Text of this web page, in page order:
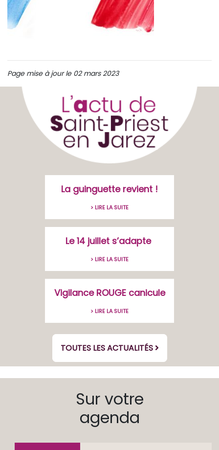
Page mise à jour le 02 mars 2023
La guinguette revient !
> LIRE LA SUITE
Le 14 juillet s’adapte
> LIRE LA SUITE
Vigilance ROUGE canicule
> LIRE LA SUITE
TOUTES LES ACTUALITÉS
Sur votre
agenda